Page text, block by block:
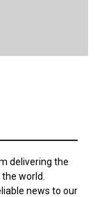
delivering the
world.
news to our